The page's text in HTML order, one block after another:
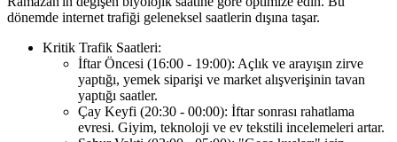
dönemde internet trafiği geleneksel saatlerin dışına taşar.
Kritik Trafik Saatleri:
İftar Öncesi (16:00 - 19:00): Açlık ve arayışın zirve
yaptığı, yemek siparişi ve market alışverişinin tavan
yaptığı saatler.
Çay Keyfi (20:30 - 00:00): İftar sonrası rahatlama
evresi. Giyim, teknoloji ve ev tekstili incelemeleri artar.